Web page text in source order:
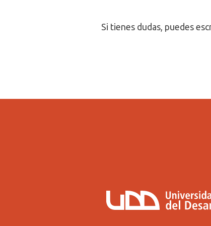
Si tienes dudas, puedes